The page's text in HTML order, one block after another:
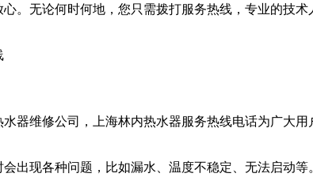
。无论何时何地，您只需拨打服务热线，专业的技
器维修公司，上海林内热水器服务热线电话为广大
出现各种问题，比如漏水、温度不稳定、无法启动